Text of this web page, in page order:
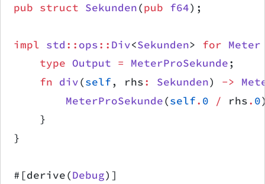
pub struct Sekunden(pub f64);
impl std :: ops:: Div<Sekunden> for Meter
    type
Output = MeterProSekunde;
    fn
div(self, rhs: Sekunden) ->
        MeterProSekunde
(self. 0 / rhs. 0
    }
}
#[derive(Debug)]